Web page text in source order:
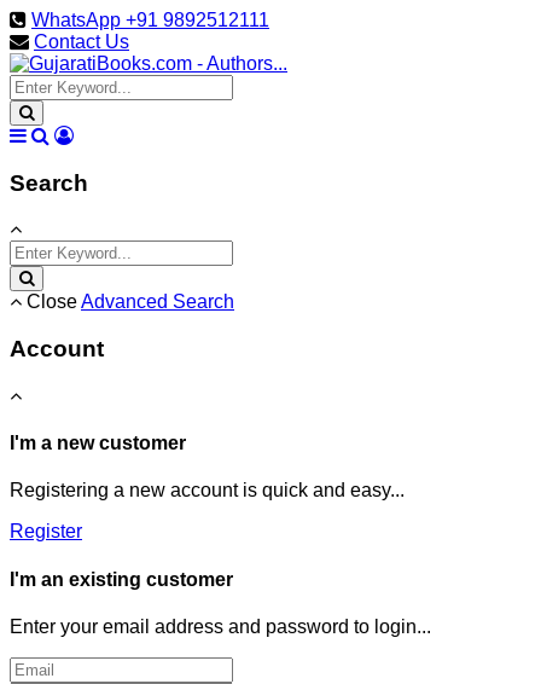
WhatsApp +91 9892512111
Contact Us
Search
CloseAdvanced Search
Account
I'm a new customer
Registering a new account is quick and easy...
Register
I'm an existing customer
Enter your email address and password to login...